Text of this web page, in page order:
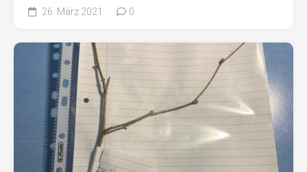
26. März 2021 0